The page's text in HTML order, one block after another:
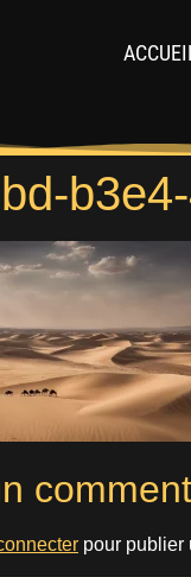
pour publier